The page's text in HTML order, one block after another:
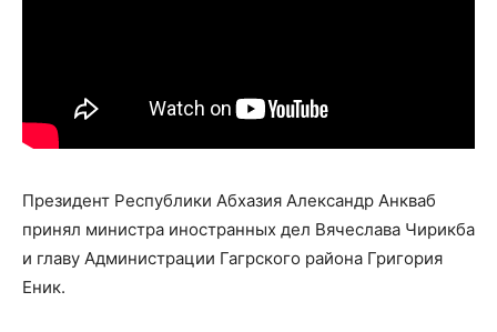
Президент Республики Абхазия Александр Анкваб
принял министра иностранных дел Вячеслава Чирикба
и главу Администрации Гагрского района Григория
Еник.